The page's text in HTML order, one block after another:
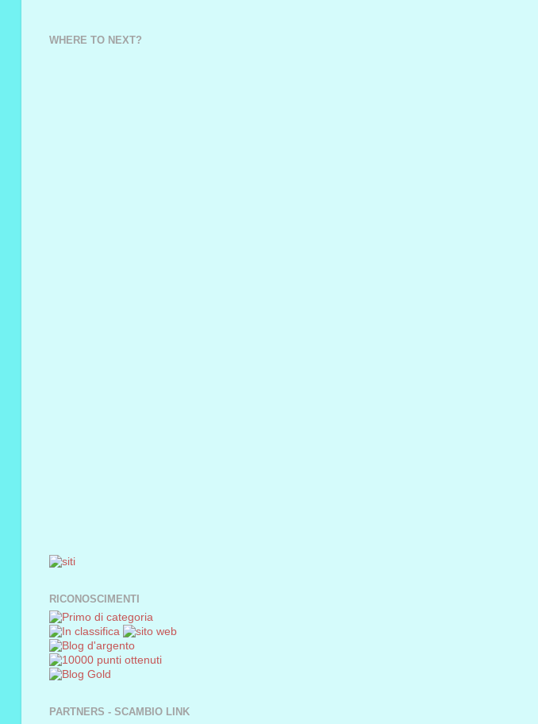
WHERE TO NEXT?
RICONOSCIMENTI
PARTNERS - SCAMBIO LINK